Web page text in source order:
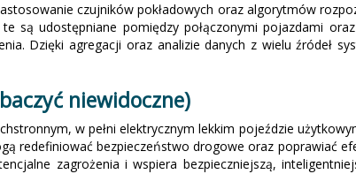
czujników pokładowych oraz algorytmów
są udostępniane pomiędzy połączonymi pojazdami
Dzięki agregacji oraz analizie danych z wielu źródeł
niewidoczne)
w pełni elektrycznym lekkim pojeździe
redefiniować bezpieczeństwo drogowe oraz poprawiać
zagrożenia i wspiera bezpieczniejszą,